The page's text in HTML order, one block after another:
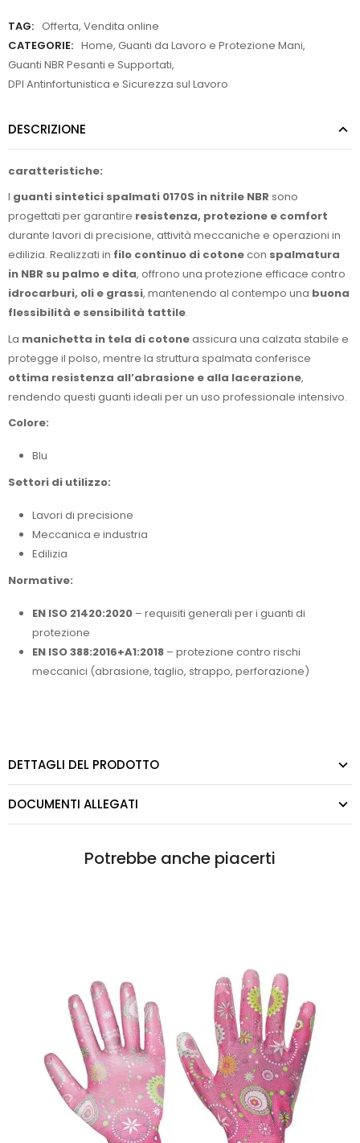
TAG: Offerta, Vendita online
CATEGORIE: Home, Guanti da Lavoro e Protezione Mani,
Guanti NBR Pesanti e Supportati,
DPI Antinfortunistica e Sicurezza sul Lavoro
DESCRIZIONE
caratteristiche:
I guanti sintetici spalmati 0170S in nitrile NBR sono
progettati per garantire resistenza, protezione e comfort
durante lavori di precisione, attività meccaniche e operazioni in
edilizia. Realizzati in filo continuo di cotonecon spalmatura
in NBR su palmo e dita, offrono una protezione efficace contro
idrocarburi, oli e grassi, mantenendo al contempo una buona
flessibilità e sensibilità tattile.
La manichetta in tela di cotoneassicura una calzata stabile e
protegge il polso, mentre la struttura spalmata conferisce
ottima resistenza all’abrasione e alla lacerazione,
rendendo questi guanti ideali per un uso professionale intensivo.
Colore:
Blu
Settori di utilizzo:
Lavori di precisione
Meccanica e industria
Edilizia
Normative:
EN ISO 21420:2020 – requisiti generali per i guanti di
protezione
EN ISO 388:2016+A1:2018 – protezione contro rischi
meccanici (abrasione, taglio, strappo, perforazione)
DETTAGLI DEL PRODOTTO
DOCUMENTI ALLEGATI
Potrebbe anche piacerti